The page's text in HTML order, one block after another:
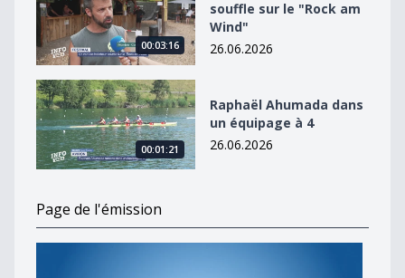
00:03:16
souffle sur le "Rock am
Wind"
26.06.2026
Raphaël Ahumada dans un équipage à 4
00:01:21
Raphaël Ahumada dans
un équipage à 4
26.06.2026
Page de l'émission